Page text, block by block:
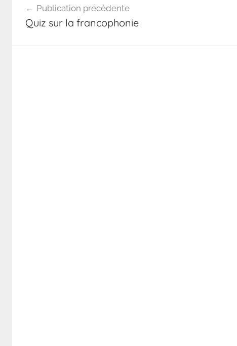
Publication précédente
Quiz sur la francophonie